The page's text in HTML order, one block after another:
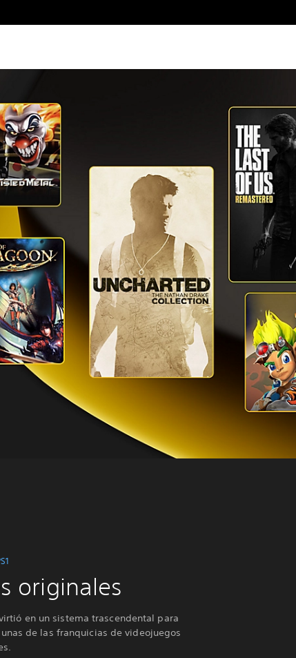
originales
en un sistema trascendental para
de las franquicias de videojuegos